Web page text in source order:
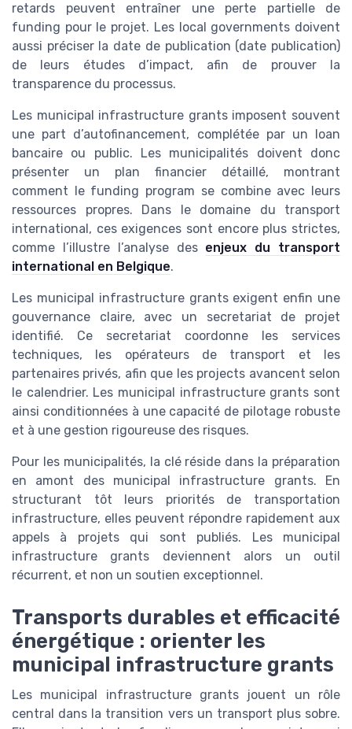
retards peuvent entraîner une perte partielle de
funding pour le projet. Les local governments doivent
aussi préciser la date de publication (date publication)
de leurs études d’impact, afin de prouver la
transparence du processus.
Les municipal infrastructure grants imposent souvent
une part d’autofinancement, complétée par un loan
bancaire ou public. Les municipalités doivent donc
présenter un plan financier détaillé, montrant
comment le funding program se combine avec leurs
ressources propres. Dans le domaine du transport
international, ces exigences sont encore plus strictes,
comme l’illustre l’analyse des enjeux du transport
international en Belgique.
Les municipal infrastructure grants exigent enfin une
gouvernance claire, avec un secretariat de projet
identifié. Ce secretariat coordonne les services
techniques, les opérateurs de transport et les
partenaires privés, afin que les projects avancent selon
le calendrier. Les municipal infrastructure grants sont
ainsi conditionnées à une capacité de pilotage robuste
et à une gestion rigoureuse des risques.
Pour les municipalités, la clé réside dans la préparation
en amont des municipal infrastructure grants. En
structurant tôt leurs priorités de transportation
infrastructure, elles peuvent répondre rapidement aux
appels à projets qui sont publiés. Les municipal
infrastructure grants deviennent alors un outil
récurrent, et non un soutien exceptionnel.
Transports durables et efficacité
énergétique : orienter les
municipal infrastructure grants
Les municipal infrastructure grants jouent un rôle
central dans la transition vers un transport plus sobre.